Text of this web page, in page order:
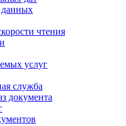
данных
чтения
услуг
служба
документа